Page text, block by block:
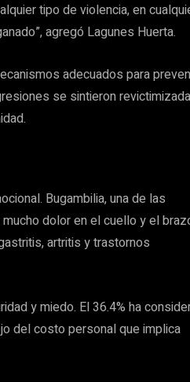
tipo de violencia, en
agregó Lagunes Huerta.
adecuados para
se sintieron
Bugambilia, una de las
dolor en el cuello y el
artritis y trastornos
y miedo. El 36.4% ha
del costo personal que implica